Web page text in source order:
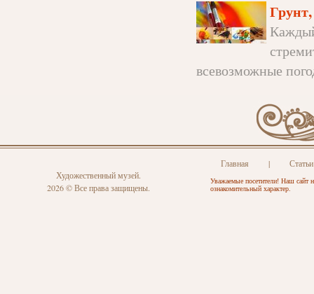
всевозможные
Художественный музей.
2026 © Все права защищены.
Главная | Статьи
Уважаемые посетители! Наш сайт
ознакомительный характер.